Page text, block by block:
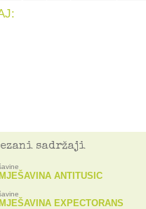
sadržaji
ANTITUSIC
EXPECTORANS